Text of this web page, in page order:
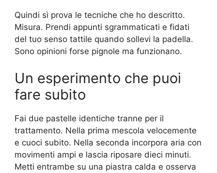
Quindi sì prova le tecniche che ho descritto.
Misura. Prendi appunti sgrammaticati e fidati
del tuo senso tattile quando sollevi la padella.
Sono opinioni forse pignole ma funzionano.
Un esperimento che puoi
fare subito
Fai due pastelle identiche tranne per il
trattamento. Nella prima mescola velocemente
e cuoci subito. Nella seconda incorpora aria con
movimenti ampi e lascia riposare dieci minuti.
Metti entrambe su una piastra calda e osserva